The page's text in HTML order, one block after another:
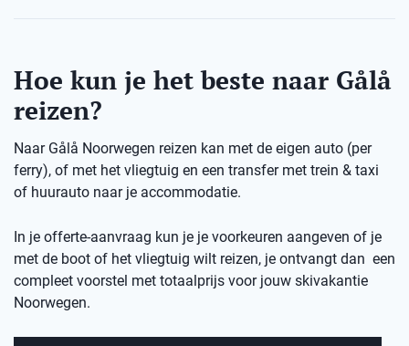
Hoe kun je het beste naar Gålå
reizen?
Naar Gålå Noorwegen reizen kan met de eigen auto (per
ferry), of met het vliegtuig en een transfer met trein & taxi
of huurauto naar je accommodatie.
In je offerte-aanvraag kun je je voorkeuren aangeven of je
met de boot of het vliegtuig wilt reizen, je ontvangt dan een
compleet voorstel met totaalprijs voor jouw skivakantie
Noorwegen.